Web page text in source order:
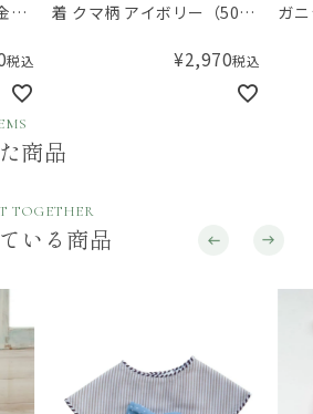
平
税込
着 クマ柄 アイボリー（50-
¥2,970税込
ガ
商品
TOGETHER
いる商品